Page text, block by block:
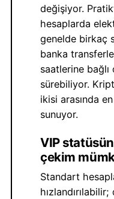
değişiyor.
hesaplarda
genelde birkaç
banka
saatlerine
sürebiliyor.
ikisi arasında
sunuyor.
VIP
çekim
Standart